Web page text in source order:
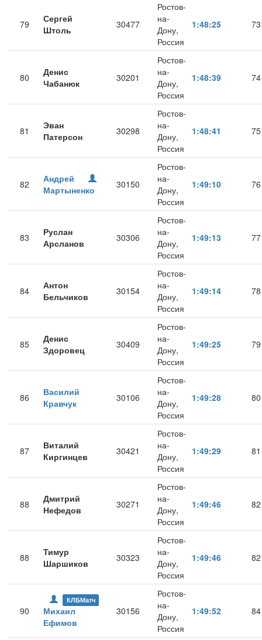
79
Сергей
Штоль
30477
Ростов-
на-
Дону,
Россия
1:48:25 73
80
Денис
Чабанюк
30201
Ростов-
на-
Дону,
Россия
1:48:39 74
81
Эван
Патерсон
30298
Ростов-
на-
Дону,
Россия
1:48:41 75
82
Андрей
Мартыненко
30150
Ростов-
на-
Дону,
Россия
1:49:10 76
83
Руслан
Арсланов
30306
Ростов-
на-
Дону,
Россия
1:49:13 77
84
Антон
Бельчиков
30154
Ростов-
на-
Дону,
Россия
1:49:14 78
85
Денис
Здоровец
30409
Ростов-
на-
Дону,
Россия
1:49:25 79
86
Василий
Кравчук
30106
Ростов-
на-
Дону,
Россия
1:49:28 80
87
Виталий
Киргинцев
30421
Ростов-
на-
Дону,
Россия
1:49:29 81
88
Дмитрий
Нефедов
30271
Ростов-
на-
Дону,
Россия
1:49:46 82
88
Тимур
Шаршиков
30323
Ростов-
на-
Дону,
Россия
1:49:46 82
90
КЛБМатч
Михаил
Ефимов
30156
Ростов-
на-
Дону,
Россия
1:49:52 84